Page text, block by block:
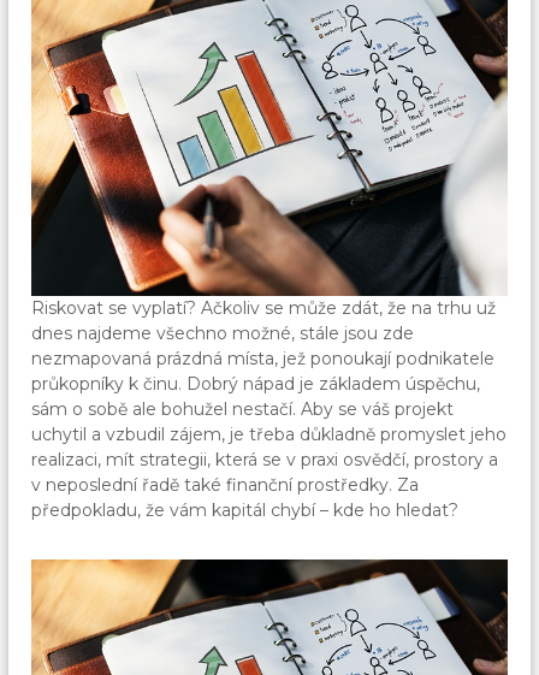
Riskovat se vyplatí? Ačkoliv se může zdát, že na trhu už
dnes najdeme všechno možné, stále jsou zde
nezmapovaná prázdná místa, jež ponoukají podnikatele
průkopníky k činu. Dobrý nápad je základem úspěchu,
sám o sobě ale bohužel nestačí. Aby se váš projekt
uchytil a vzbudil zájem, je třeba důkladně promyslet jeho
realizaci, mít strategii, která se v praxi osvědčí, prostory a
v neposlední řadě také finanční prostředky. Za
předpokladu, že vám kapitál chybí – kde ho hledat?